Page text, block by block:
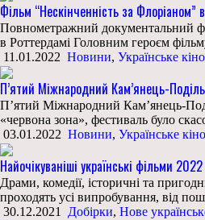
Фільм “Нескінченність за
Повнометражний документальний
в Роттердамі Головним героєм
11.01.2022 Новини, Українське кіно
П’ятий Міжнародний Кам’янець-
П’ятий Міжнародний Кам’янець-
«червона зона», фестиваль було
03.01.2022 Новини, Українське кіно
Найочікуваніші українські фільми
Драми, комедії, історичні та
проходять усі випробування, від
30.12.2021
Добірки, Нове